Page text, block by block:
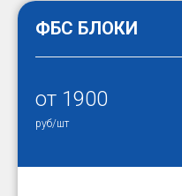
ФБС БЛОКИ
от 1900
руб/шт